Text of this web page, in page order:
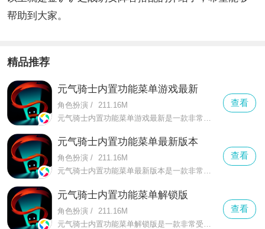
帮助到大家。
精品推荐
元气骑士内置功能菜单游戏最新
角色扮演 /
211.16M
查看
元气骑士内置功能菜单最新版本
角色扮演 / 211.16M
元气骑士内置功能菜单最新版本是一款非常好玩的经典地下城闯关手游，在这里你可以感受到全新的新奇操作，这里有着更好的进行塑造自身的作战观念
查看
元气骑士内置功能菜单解锁版
角色扮演 /
211.16M
元气骑士内置功能菜单解锁版是一款非常受大家欢迎的射击冒险闯关游戏，在元气骑士内置功能菜单解锁版中你可以感受到更加丰富的元素玩法
查看